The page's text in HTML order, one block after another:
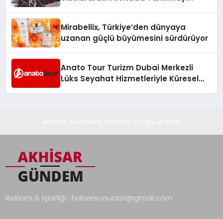
Mirabellix, Türkiye’den dünyaya
uzanan güçlü büyümesini sürdürüyor
Anato Tour Turizm Dubai Merkezli
Lüks Seyahat Hizmetleriyle Küresel
Reklam & İşbirliği : habersonuclari@gmail.com